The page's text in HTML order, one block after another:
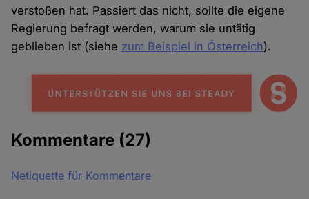
verstoßen hat. Passiert das nicht, sollte die eigene
Regierung befragt werden, warum sie untätig
geblieben ist (siehe zum Beispiel in Österreich).
Kommentare (27)
Netiquette für Kommentare